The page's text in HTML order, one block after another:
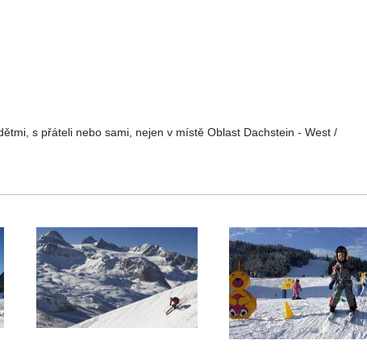
s přáteli nebo sami, nejen v místě Oblast Dachstein - West /